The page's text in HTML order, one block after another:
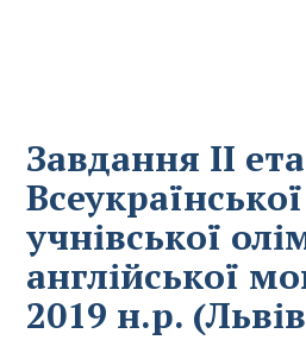
Завдання ІІ
Всеукраїнської
учнівської
англійської
2019 н.р.